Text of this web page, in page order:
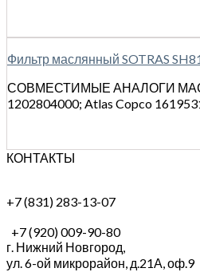
Фильтр маслянный SOTRAS
СОВМЕСТИМЫЕ АНАЛОГИ
1202804000; Atlas Copco
КОНТАКТЫ
+7 (831) 283-13-07
+7 (920) 009-90-80
г. Нижний Новгород,
ул. 6-ой микрорайон, д.21А,оф.9